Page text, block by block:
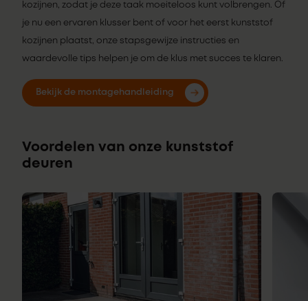
kozijnen, zodat je deze taak moeiteloos kunt volbrengen. Of
je nu een ervaren klusser bent of voor het eerst kunststof
kozijnen plaatst, onze stapsgewijze instructies en
waardevolle tips helpen je om de klus met succes te klaren.
Bekijk de montagehandleiding
Voordelen van onze kunststof
deuren